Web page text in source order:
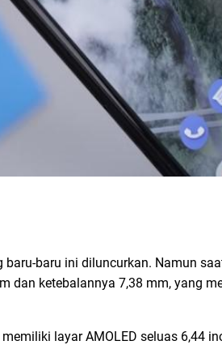
baru-baru ini diluncurkan. Namun
dan ketebalannya 7,38 mm, yang
layar AMOLED seluas 6,44